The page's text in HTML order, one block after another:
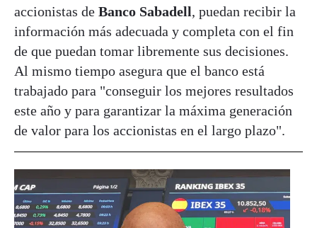
accionistas de Banco Sabadell, puedan recibir la
información más adecuada y completa con el fin
de que puedan tomar libremente sus decisiones.
Al mismo tiempo asegura que el banco está
trabajado para "conseguir los mejores resultados
este año y para garantizar la máxima generación
de valor para los accionistas en el largo plazo".